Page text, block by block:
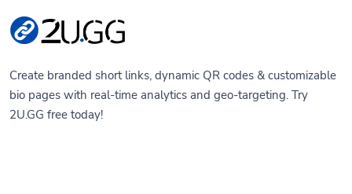
Create branded short links, dynamic QR codes & customizable
bio pages with real-time analytics and geo-targeting. Try
2U.GG free today!